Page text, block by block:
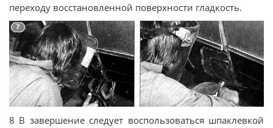
переходу восстановленной поверхности гладкость.
8 В завершение следует воспользоваться шпаклевкой